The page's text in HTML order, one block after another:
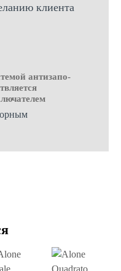
клиента
антизапо-